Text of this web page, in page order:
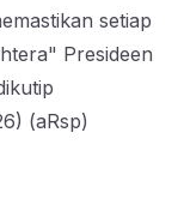
setiap
Presideen
(aRsp)